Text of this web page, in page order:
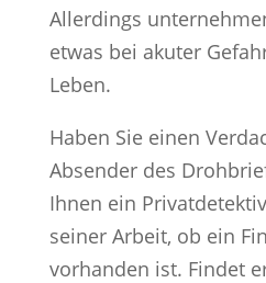
Allerdings
etwas bei akuter
Leben.
Haben Sie einen
Absender des
Ihnen ein
seiner Arbeit, ob ein
vorhanden ist. Findet